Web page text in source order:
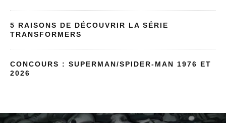
5 RAISONS DE DÉCOUVRIR LA SÉRIE
TRANSFORMERS
CONCOURS : SUPERMAN/SPIDER-MAN 1976 ET
2026